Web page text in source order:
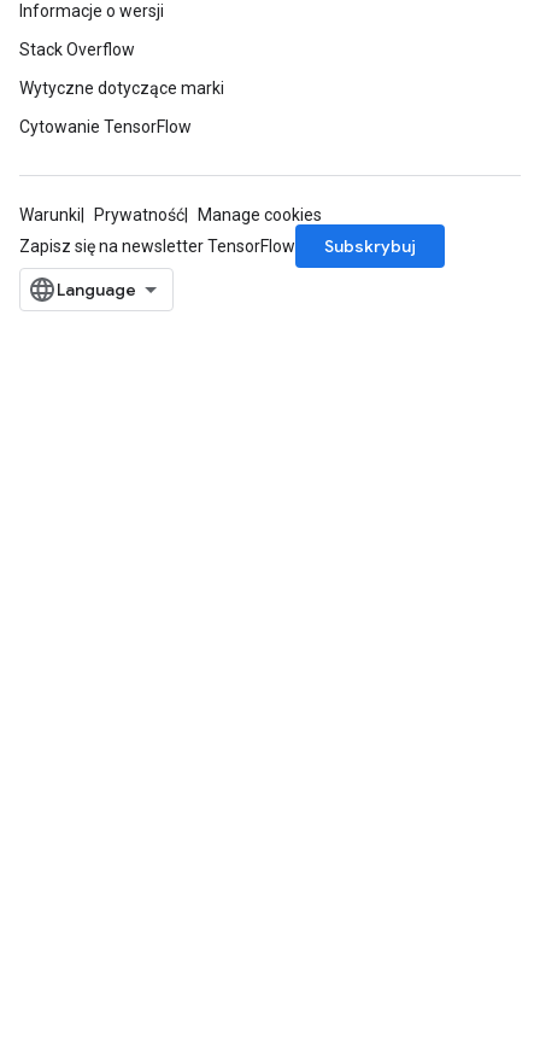
Informacje o wersji
Stack Overflow
Wytyczne dotyczące marki
Cytowanie TensorFlow
Warunki Prywatność
Manage cookies
Zapisz się na newsletter TensorFlow
Subskrybuj